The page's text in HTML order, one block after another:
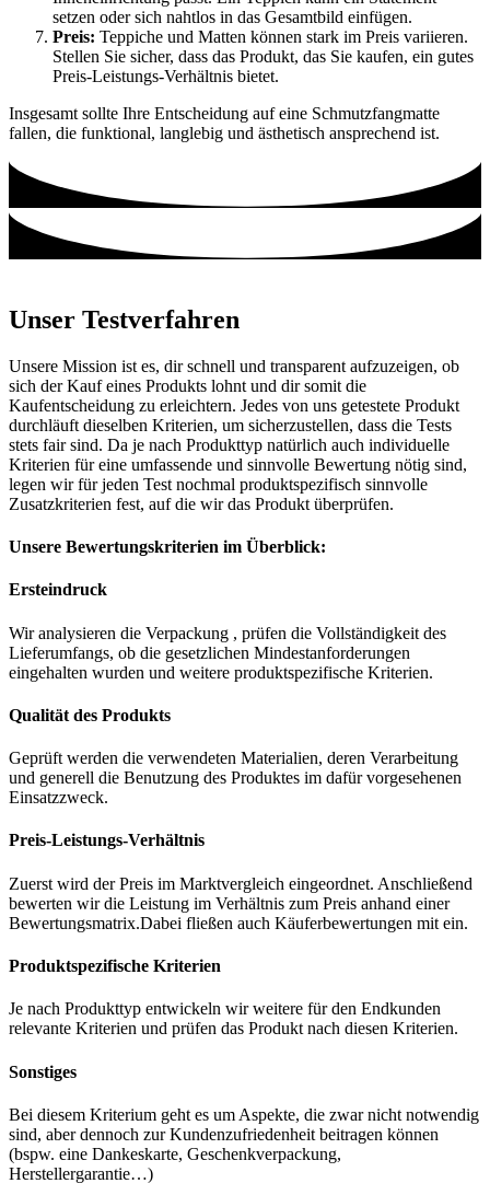
setzen oder sich nahtlos in das Gesamtbild einfügen.
Preis: Teppiche und Matten können stark im Preis variieren.
Stellen Sie sicher, dass das Produkt, das Sie kaufen, ein gutes
Preis-Leistungs-Verhältnis bietet.
Insgesamt sollte Ihre Entscheidung auf eine Schmutzfangmatte
fallen, die funktional, langlebig und ästhetisch ansprechend ist.
Unser Testverfahren
Unsere Mission ist es, dir schnell und transparent aufzuzeigen, ob
sich der Kauf eines Produkts lohnt und dir somit die
Kaufentscheidung zu erleichtern. Jedes von uns getestete Produkt
durchläuft dieselben Kriterien, um sicherzustellen, dass die Tests
stets fair sind. Da je nach Produkttyp natürlich auch individuelle
Kriterien für eine umfassende und sinnvolle Bewertung nötig sind,
legen wir für jeden Test nochmal produktspezifisch sinnvolle
Zusatzkriterien fest, auf die wir das Produkt überprüfen.
Unsere Bewertungskriterien im Überblick:
Ersteindruck
Wir analysieren die Verpackung , prüfen die Vollständigkeit des
Lieferumfangs, ob die gesetzlichen Mindestanforderungen
eingehalten wurden und weitere produktspezifische Kriterien.
Qualität des Produkts
Geprüft werden die verwendeten Materialien, deren Verarbeitung
und generell die Benutzung des Produktes im dafür vorgesehenen
Einsatzzweck.
Preis-Leistungs-Verhältnis
Zuerst wird der Preis im Marktvergleich eingeordnet. Anschließend
bewerten wir die Leistung im Verhältnis zum Preis anhand einer
Bewertungsmatrix.Dabei fließen auch Käuferbewertungen mit ein.
Produktspezifische Kriterien
Je nach Produkttyp entwickeln wir weitere für den Endkunden
relevante Kriterien und prüfen das Produkt nach diesen Kriterien.
Sonstiges
Bei diesem Kriterium geht es um Aspekte, die zwar nicht notwendig
sind, aber dennoch zur Kundenzufriedenheit beitragen können
(bspw. eine Dankeskarte, Geschenkverpackung,
Herstellergarantie…)